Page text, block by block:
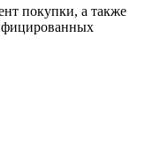
покупки, а также